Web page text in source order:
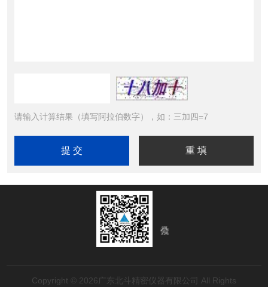
请输入计算结果（填写阿拉伯数字），如：三加四=7
Copyright © 2026广东北斗精密仪器有限公司 All Rights